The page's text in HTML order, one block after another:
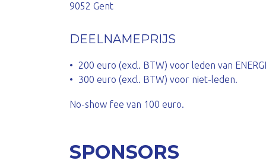
9052 Gent
DEELNAMEPRIJS
200 euro (excl. BTW) voor leden van
300 euro (excl. BTW) voor niet-leden.
No-show fee van 100 euro.
SPONSORS